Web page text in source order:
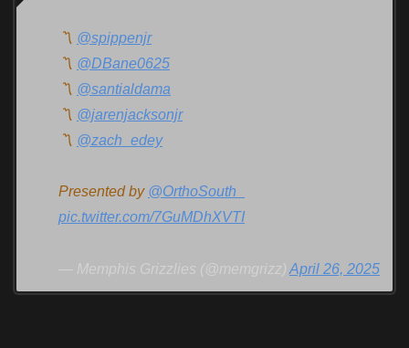
〽️ @spippenjr
〽️ @DBane0625
〽️ @santialdama
〽️ @jarenjacksonjr
〽️ @zach_edey
Presented by @OrthoSouth_
pic.twitter.com/7GuMDhXVTI
— Memphis Grizzlies (@memgrizz) April 26, 2025